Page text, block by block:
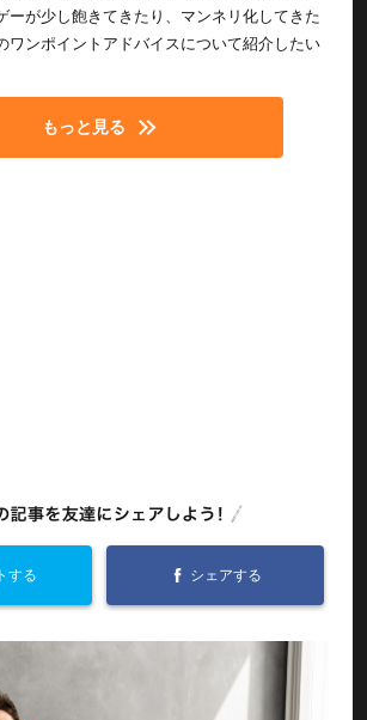
ーが少し飽きてきたり、マンネリ化してきた
ワンポイントアドバイスについて紹介したい
もっと見る
する シェアする